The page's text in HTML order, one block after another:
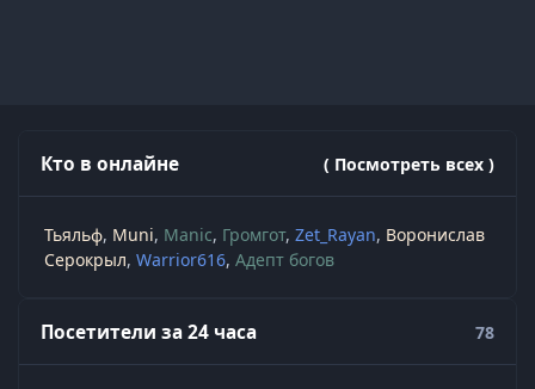
Кто в онлайне ( Посмотреть всех )
Тьяльф Muni Manic Громгот Zet_Rayan Воронислав
Серокрыл Warrior616 Адепт богов
Посетители за 24 часа 78